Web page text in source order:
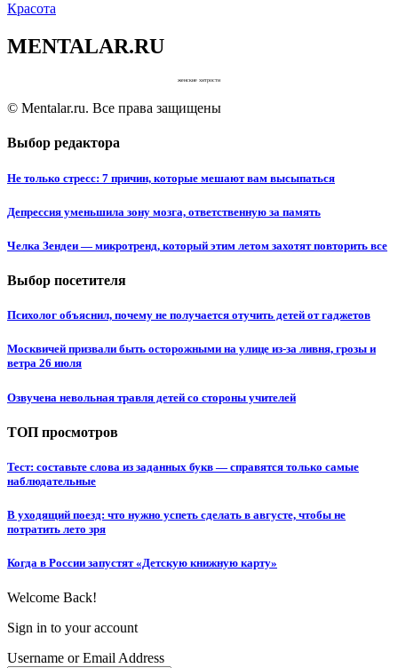
Красота
MENTALAR.RU
женские хитрости
© Mentalar.ru. Все права защищены
Выбор редактора
Не только стресс: 7 причин, которые мешают вам высыпаться
Депрессия уменьшила зону мозга, ответственную за память
Челка Зендеи — микротренд, который этим летом захотят повторить все
Выбор посетителя
Психолог объяснил, почему не получается отучить детей от гаджетов
Москвичей призвали быть осторожными на улице из-за ливня, грозы и
ветра 26 июля
Озвучена невольная травля детей со стороны учителей
ТОП просмотров
Тест: составьте слова из заданных букв — справятся только самые
наблюдательные
В уходящий поезд: что нужно успеть сделать в августе, чтобы не
потратить лето зря
Когда в России запустят «Детскую книжную карту»
Welcome Back!
Sign in to your account
Username or Email Address